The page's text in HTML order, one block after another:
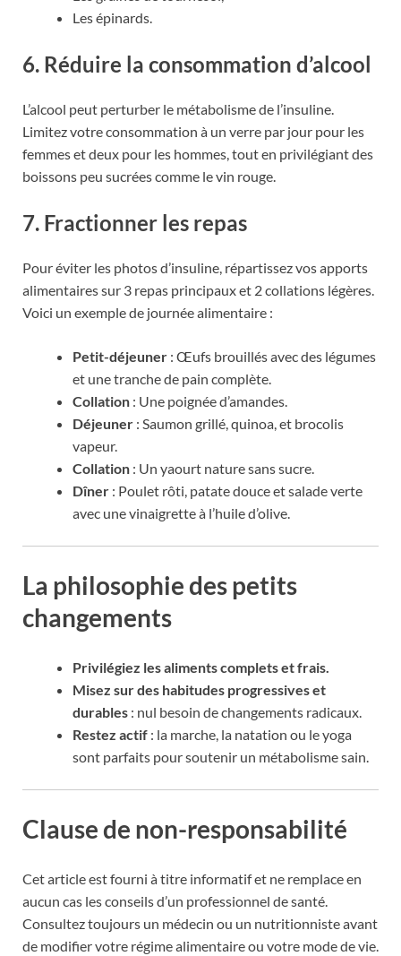
Les épinards.
6. Réduire la consommation d’alcool
L’alcool peut perturber le métabolisme de l’insuline.
Limitez votre consommation à un verre par jour pour les
femmes et deux pour les hommes, tout en privilégiant des
boissons peu sucrées comme le vin rouge.
7. Fractionner les repas
Pour éviter les photos d’insuline, répartissez vos apports
alimentaires sur 3 repas principaux et 2 collations légères.
Voici un exemple de journée alimentaire :
Petit-déjeuner : Œufs brouillés avec des légumes
et une tranche de pain complète.
Collation : Une poignée d’amandes.
Déjeuner : Saumon grillé, quinoa, et brocolis
vapeur.
Collation : Un yaourt nature sans sucre.
Dîner : Poulet rôti, patate douce et salade verte
avec une vinaigrette à l’huile d’olive.
La philosophie des petits
changements
Privilégiez les aliments complets et frais.
Misez sur des habitudes progressives et
durables : nul besoin de changements radicaux.
Restez actif : la marche, la natation ou le yoga
sont parfaits pour soutenir un métabolisme sain.
Clause de non-responsabilité
Cet article est fourni à titre informatif et ne remplace en
aucun cas les conseils d’un professionnel de santé.
Consultez toujours un médecin ou un nutritionniste avant
de modifier votre régime alimentaire ou votre mode de vie.